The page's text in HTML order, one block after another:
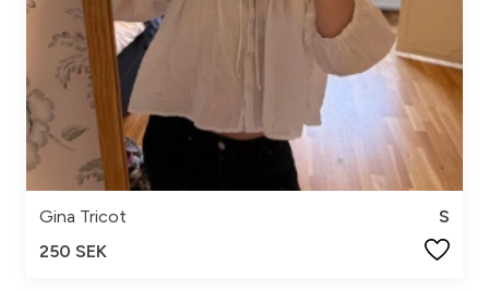
Gina Tricot
S
250 SEK